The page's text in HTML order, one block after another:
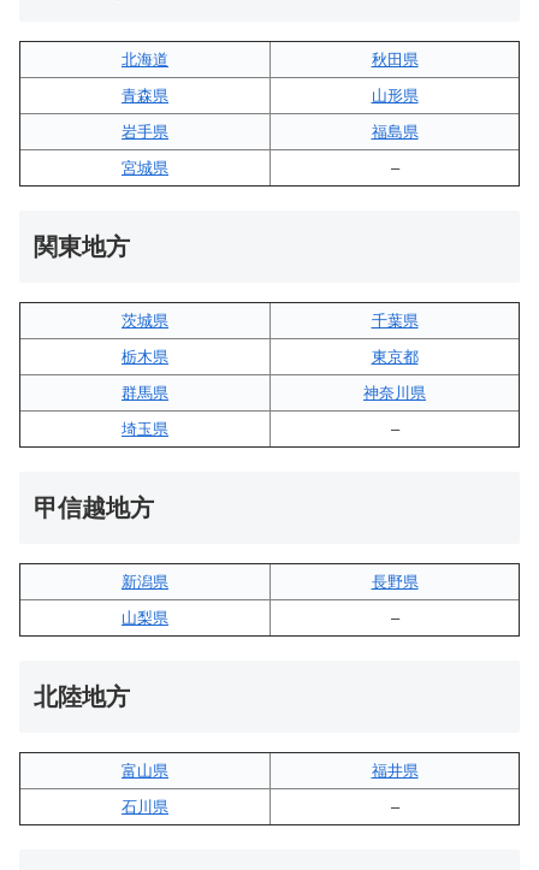
北海道
秋田県
青森県
山形県
岩手県
福島県
宮城県
–
関東地方
茨城県
千葉県
栃木県
東京都
群馬県
神奈川県
埼玉県
–
甲信越地方
新潟県
長野県
山梨県
–
北陸地方
富山県
福井県
石川県
–